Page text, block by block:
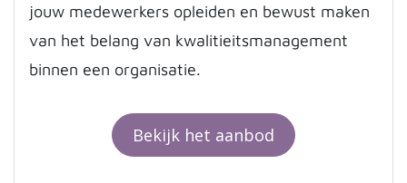
jouw medewerkers opleiden en bewust maken
van het belang van kwalitieitsmanagement
binnen een organisatie.
Bekijk het aanbod